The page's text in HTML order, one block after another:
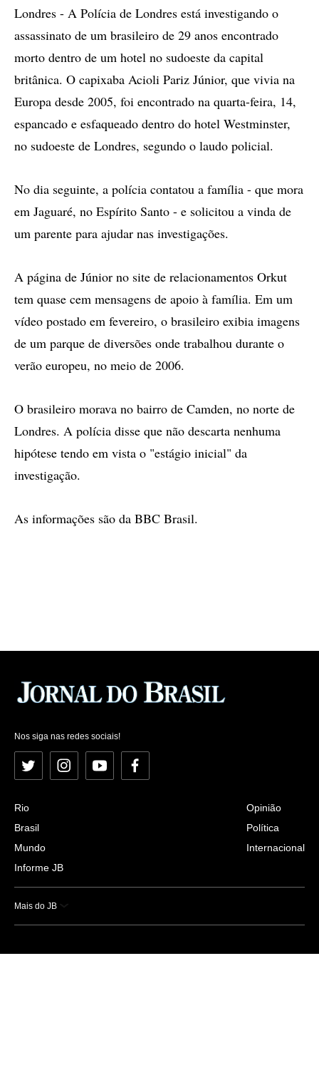
Londres - A Polícia de Londres está investigando o
assassinato de um brasileiro de 29 anos encontrado
morto dentro de um hotel no sudoeste da capital
britânica. O capixaba Acioli Pariz Júnior, que vivia na
Europa desde 2005, foi encontrado na quarta-feira, 14,
espancado e esfaqueado dentro do hotel Westminster,
no sudoeste de Londres, segundo o laudo policial.
No dia seguinte, a polícia contatou a família - que mora
em Jaguaré, no Espírito Santo - e solicitou a vinda de
um parente para ajudar nas investigações.
A página de Júnior no site de relacionamentos Orkut
tem quase cem mensagens de apoio à família. Em um
vídeo postado em fevereiro, o brasileiro exibia imagens
de um parque de diversões onde trabalhou durante o
verão europeu, no meio de 2006.
O brasileiro morava no bairro de Camden, no norte de
Londres. A polícia disse que não descarta nenhuma
hipótese tendo em vista o "estágio inicial" da
investigação.
As informações são da BBC Brasil.
Nos siga nas redes sociais!
Twitter InstagramYouTubeFacebook
Rio
Brasil
Mundo
Informe JB
Opinião
Política
Internacional
Mais do JB
Esportes